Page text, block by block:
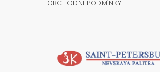
OBCHODNÍ PODMÍNKY